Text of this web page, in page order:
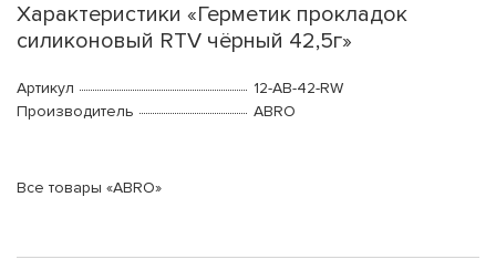
Характеристики «Герметик прокладок
силиконовый RTV чёрный 42,5г»
Артикул
12-AB-42-RW
Производитель
ABRO
Все товары «ABRO»